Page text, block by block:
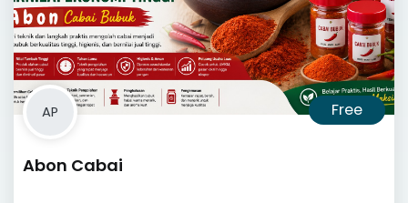
AP Free
Abon Cabai